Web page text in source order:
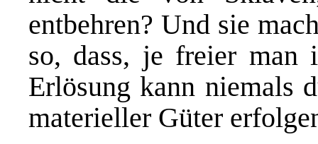
entbehren? Und sie
so, dass, je freier man
Erlösung kann niemals
materieller Güter